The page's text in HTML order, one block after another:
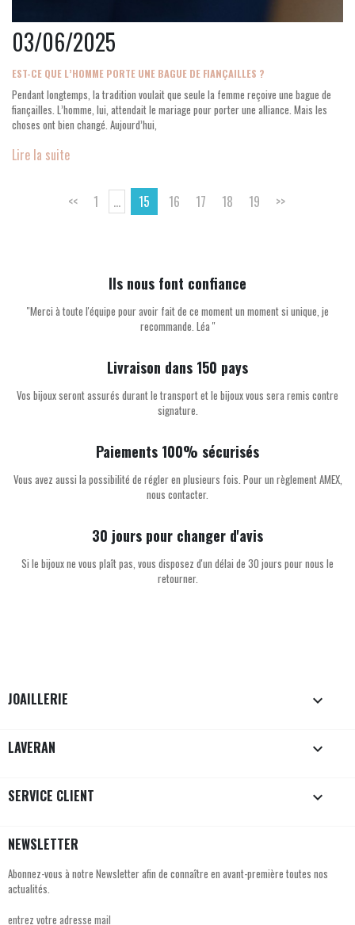
03/06/2025
EST-CE QUE L’HOMME PORTE UNE BAGUE DE FIANÇAILLES ?
Pendant longtemps, la tradition voulait que seule la femme reçoive une bague de
fiançailles. L’homme, lui, attendait le mariage pour porter une alliance. Mais les
choses ont bien changé. Aujourd’hui,
Lire la suite
<< 1 ... 15 16 17 18 19 >>
Ils nous font confiance
''Merci à toute l'équipe pour avoir fait de ce moment un moment si unique, je
recommande. Léa ''
Livraison dans 150 pays
Vos bijoux seront assurés durant le transport et le bijoux vous sera remis contre
signature.
Paiements 100% sécurisés
Vous avez aussi la possibilité de régler en plusieurs fois. Pour un règlement AMEX,
nous contacter.
30 jours pour changer d'avis
Si le bijoux ne vous plaît pas, vous disposez d'un délai de 30 jours pour nous le
retourner.
JOAILLERIE 
LAVERAN 
SERVICE CLIENT 
NEWSLETTER
Abonnez-vous à notre Newsletter afin de connaître en avant-première toutes nos
actualités.